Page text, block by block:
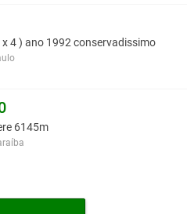
4 ) ano 1992 conservadissimo
6145m